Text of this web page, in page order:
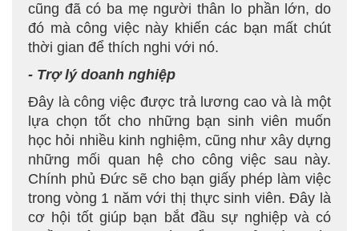
cũng đã có ba mẹ người thân lo phần lớn, do
đó mà công việc này khiến các bạn mất chút
thời gian để thích nghi với nó.
- Trợ lý doanh nghiệp
Đây là công việc được trả lương cao và là một
lựa chọn tốt cho những bạn sinh viên muốn
học hỏi nhiều kinh nghiệm, cũng như xây dựng
những mối quan hệ cho công việc sau này.
Chính phủ Đức sẽ cho bạn giấy phép làm việc
trong vòng 1 năm với thị thực sinh viên. Đây là
cơ hội tốt giúp bạn bắt đầu sự nghiệp và có